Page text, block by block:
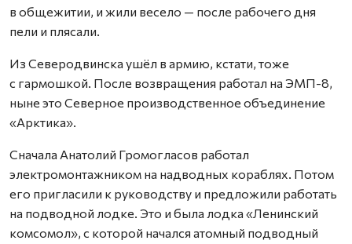
в общежитии, и жили весело — после рабочего дня
пели и плясали.
Из Северодвинска ушёл в армию, кстати, тоже
с гармошкой. После возвращения работал на ЭМП-8,
ныне это Северное производственное объединение
«Арктика».
Сначала Анатолий Громогласов работал
электромонтажником на надводных кораблях. Потом
его пригласили к руководству и предложили работать
на подводной лодке. Это и была лодка «Ленинский
комсомол», с которой начался атомный подводный